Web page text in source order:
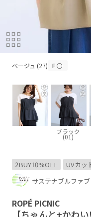
ベージュ (27) F○
ブラック
(01)
2BUY10%OFF
UVカッ
サステナブルファ
ROPÉ PICNIC
【ちゃんと+かわ